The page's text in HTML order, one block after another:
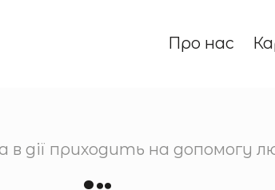
Про нас
в дії приходить на допомогу